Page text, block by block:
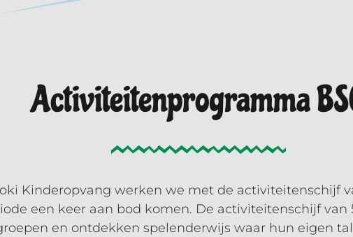
Activiteitenprogramma
Kinderopvang werken we met de activiteitenschijf
een keer aan bod komen. De activiteitenschijf
en ontdekken spelenderwijs waar hun eigen